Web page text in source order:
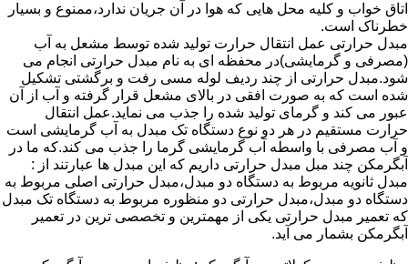
اتاق خواب و کلیه محل هایی که هوا در آن جریان ندارد،ممنوع و بسیار
خطرناک است.
مبدل حرارتی عمل انتقال حرارت تولید شده توسط مشعل به آب
(مصرفی و گرمایشی)در محفظه ای به نام مبدل حرارتی انجام می
شود.مبدل حرارتی از چند ردیف لوله مسی رفت و برگشتی تشکیل
شده است که به صورت افقی در بالای مشعل قرار گرفته و آب از آن
عبور می کند و گرمای تولید شده را جذب می نماید.عمل انتقال
حرارت مستقیم در هر دو نوع دستگاه تک مبدل به آب گرمایشی است
و آب مصرفی با واسطه آب گرمایشی گرما را جذب می کند.که ما در
آبگرمکن چند مبل مبدل حرارتی داریم که این مبدل ها عبارتند از :
مبدل ثانویه مربوط به دستگاه دو مبدل،مبدل حرارتی اصلی مربوط به
دستگاه دو مبدل،مبدل حرارتی دو منظوره مربوط به دستگاه تک مبدل
که تعمیر مبدل حرارتی یکی از مهمترین و تخصصی ترین در تعمیر
آبگرمکن بشمار می آید.